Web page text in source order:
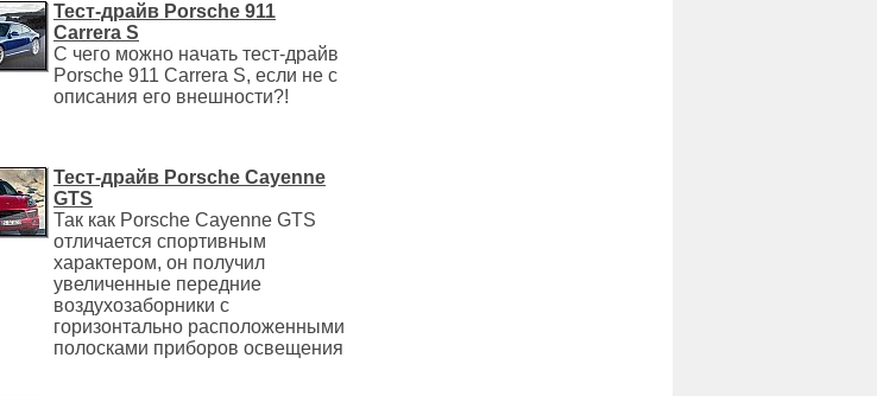
Тест-драйв Porsche 911
Carrera S
С чего можно начать тест-драйв
Porsche 911 Carrera S, если не с
описания его внешности?!
Тест-драйв Porsche Cayenne
GTS
Так как Porsche Cayenne GTS
отличается спортивным
характером, он получил
увеличенные передние
воздухозаборники с
горизонтально расположенными
полосками приборов освещения